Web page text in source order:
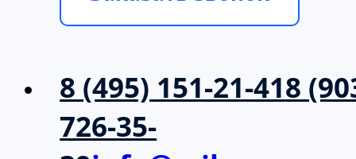
8 (495) 151-21-418
726-35-